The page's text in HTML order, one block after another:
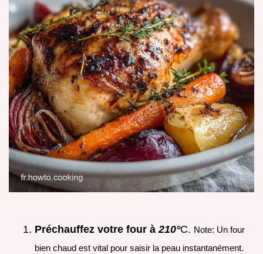
Préchauffez votre four à210°C. Note: Un four
bien chaud est vital pour saisir la peau instantanément.